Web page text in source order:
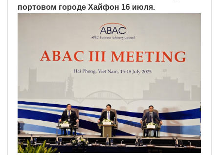
портовом городе Хайфон 16 июля.